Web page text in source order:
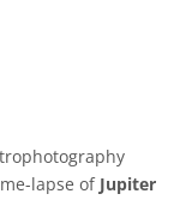
lapse of Jupiter